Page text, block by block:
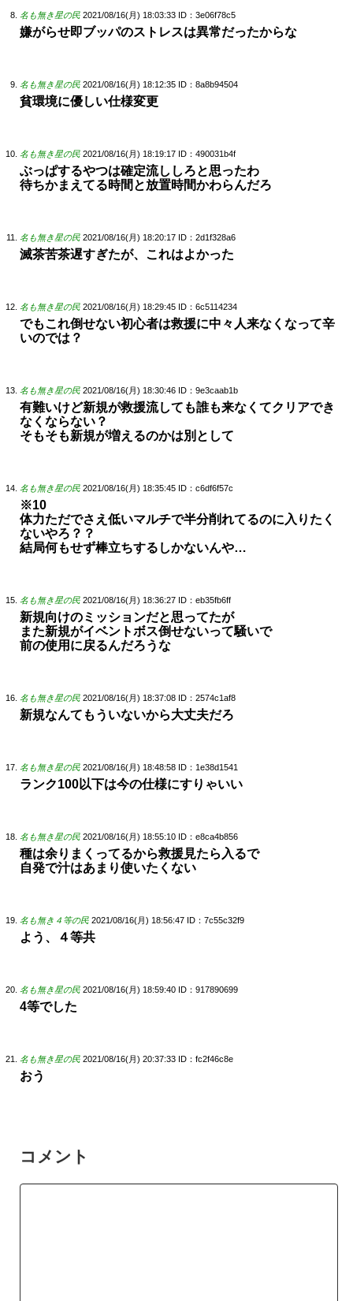
名も無き星の民 2021/08/16(月) 18:03:33 ID：3e06f78c5
嫌がらせ即ブッパのストレスは異常だったからな
名も無き星の民 2021/08/16(月) 18:12:35 ID：8a8b94504
貧環境に優しい仕様変更
名も無き星の民 2021/08/16(月) 18:19:17 ID：490031b4f
ぶっぱするやつは確定流ししろと思ったわ
待ちかまえてる時間と放置時間かわらんだろ
名も無き星の民 2021/08/16(月) 18:20:17 ID：2d1f328a6
滅茶苦茶遅すぎたが、これはよかった
名も無き星の民 2021/08/16(月) 18:29:45 ID：6c5114234
でもこれ倒せない初心者は救援に中々人来なくなって辛
いのでは？
名も無き星の民 2021/08/16(月) 18:30:46 ID：9e3caab1b
有難いけど新規が救援流しても誰も来なくてクリアでき
なくならない？
そもそも新規が増えるのかは別として
名も無き星の民 2021/08/16(月) 18:35:45 ID：c6df6f57c
※10
体力ただでさえ低いマルチで半分削れてるのに入りたく
ないやろ？？
結局何もせず棒立ちするしかないんや…
名も無き星の民 2021/08/16(月) 18:36:27 ID：eb35fb6ff
新規向けのミッションだと思ってたが
また新規がイベントボス倒せないって騒いで
前の使用に戻るんだろうな
名も無き星の民 2021/08/16(月) 18:37:08 ID：2574c1af8
新規なんてもういないから大丈夫だろ
名も無き星の民 2021/08/16(月) 18:48:58 ID：1e38d1541
ランク100以下は今の仕様にすりゃいい
名も無き星の民 2021/08/16(月) 18:55:10 ID：e8ca4b856
種は余りまくってるから救援見たら入るで
自発で汁はあまり使いたくない
名も無き４等の民 2021/08/16(月) 18:56:47 ID：7c55c32f9
よう、４等共
名も無き星の民 2021/08/16(月) 18:59:40 ID：917890699
4等でした
名も無き星の民 2021/08/16(月) 20:37:33 ID：fc2f46c8e
おう
コメント